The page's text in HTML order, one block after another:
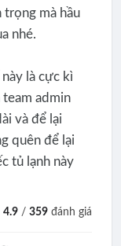
trọng mà hầu
nhé.
là cực kì
team admin
và để lại
quên để lại
tủ lạnh này
4.9 /359 đánh giá